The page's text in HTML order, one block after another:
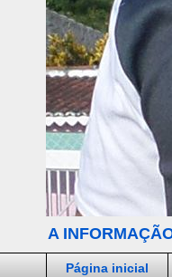
A
Página inicial